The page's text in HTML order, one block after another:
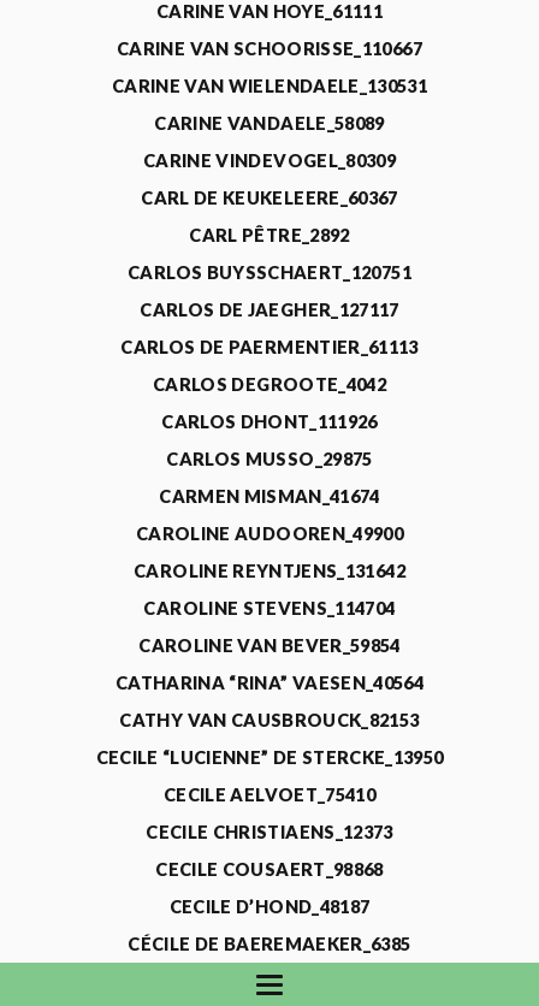
CARINE VAN HOYE_61111
CARINE VAN SCHOORISSE_110667
CARINE VAN WIELENDAELE_130531
CARINE VANDAELE_58089
CARINE VINDEVOGEL_80309
CARL DE KEUKELEERE_60367
CARL PÊTRE_2892
CARLOS BUYSSCHAERT_120751
CARLOS DE JAEGHER_127117
CARLOS DE PAERMENTIER_61113
CARLOS DEGROOTE_4042
CARLOS DHONT_111926
CARLOS MUSSO_29875
CARMEN MISMAN_41674
CAROLINE AUDOOREN_49900
CAROLINE REYNTJENS_131642
CAROLINE STEVENS_114704
CAROLINE VAN BEVER_59854
CATHARINA “RINA” VAESEN_40564
CATHY VAN CAUSBROUCK_82153
CECILE “LUCIENNE” DE STERCKE_13950
CECILE AELVOET_75410
CECILE CHRISTIAENS_12373
CECILE COUSAERT_98868
CECILE D’HOND_48187
CÉCILE DE BAEREMAEKER_6385
CECILE DE WAELE_4731